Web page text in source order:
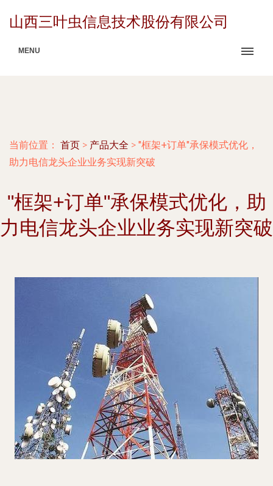
山西三叶虫信息技术股份有限公司
MENU
当前位置： 首页 > 产品大全 > "框架+订单"承保模式优化，
助力电信龙头企业业务实现新突破
"框架+订单"承保模式优化，助
力电信龙头企业业务实现新突破